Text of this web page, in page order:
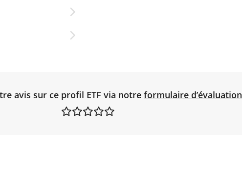
avis sur ce profil ETF via notre formulaire d’évaluation